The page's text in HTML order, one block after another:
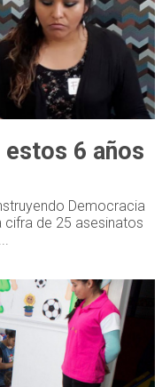
estos 6 años
Democracia
de 25 asesinatos